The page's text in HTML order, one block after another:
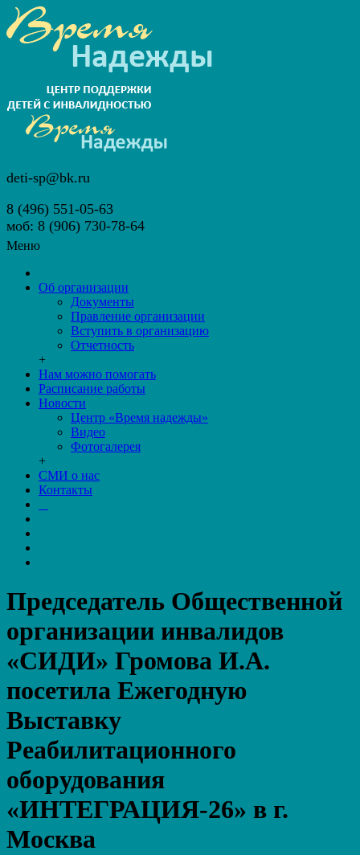
deti-sp@bk.ru
8 (496) 551-05-63
моб: 8 (906) 730-78-64
Меню
Об организации
Документы
Правление организации
Вступить в организацию
Отчетность
+
Нам можно помогать
Расписание работы
Новости
Центр «Время надежды»
Видео
Фотогалерея
+
СМИ о нас
Контакты
Председатель Общественной
организации инвалидов
«СИДИ» Громова И.А.
посетила Ежегодную
Выставку
Реабилитационного
оборудования
«ИНТЕГРАЦИЯ-26» в г.
Москва